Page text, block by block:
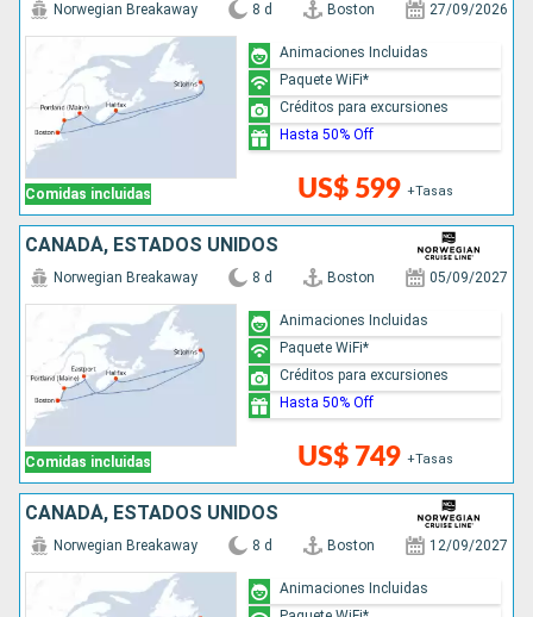
Comidas incluidas
Norwegian Breakaway 8 d Boston 27/09/2026
US$ 599 +Tasas
Animaciones Incluidas
Paquete WiFi*
Créditos para excursiones
Hasta 50% Off
CANADÁ, ESTADOS UNIDOS
Comidas incluidas
Norwegian Breakaway 8 d Boston 05/09/2027
US$ 749 +Tasas
Animaciones Incluidas
Paquete WiFi*
Créditos para excursiones
Hasta 50% Off
CANADÁ, ESTADOS UNIDOS
Norwegian Breakaway 8 d Boston 12/09/2027
Animaciones Incluidas